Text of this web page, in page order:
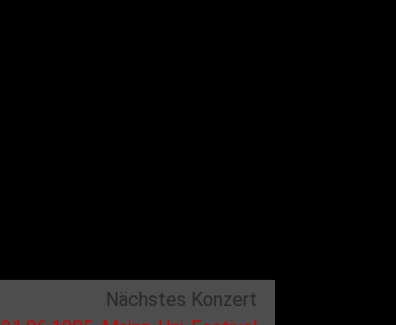
Nächstes Konzert